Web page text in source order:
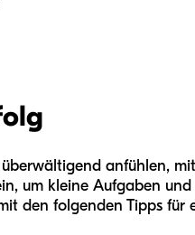
anfühlen,
um kleine Aufgaben
den folgenden Tipps